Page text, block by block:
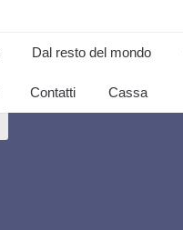
Dal resto del mondo
Contatti Cassa